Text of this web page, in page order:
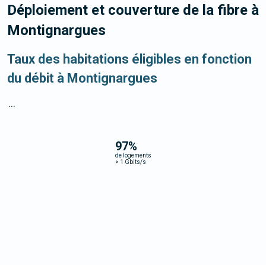
Déploiement et couverture de la fibre à
Montignargues
Taux des habitations éligibles en fonction
du débit à Montignargues
97%
de logements
> 1 Gbits/s
...